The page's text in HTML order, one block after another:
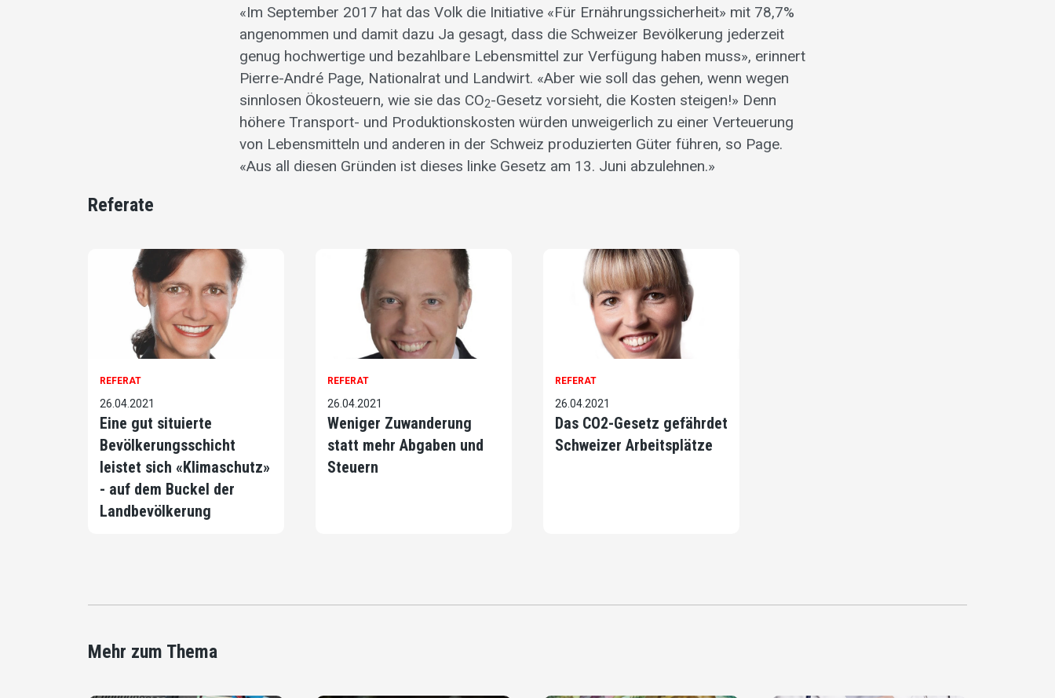
«Im September 2017 hat das Volk die Initiative «Für Ernährungssicherheit» mit 78,7%
angenommen und damit dazu Ja gesagt, dass die Schweizer Bevölkerung jederzeit
genug hochwertige und bezahlbare Lebensmittel zur Verfügung haben muss», erinnert
Pierre-André Page, Nationalrat und Landwirt. «Aber wie soll das gehen, wenn wegen
sinnlosen Ökosteuern, wie sie das CO2-Gesetz vorsieht, die Kosten steigen!» Denn
höhere Transport- und Produktionskosten würden unweigerlich zu einer Verteuerung
von Lebensmitteln und anderen in der Schweiz produzierten Güter führen, so Page.
«Aus all diesen Gründen ist dieses linke Gesetz am 13. Juni abzulehnen.»
Referate
REFERAT
26.04.2021
Eine gut situierte
Bevölkerungsschicht
leistet sich «Klimaschutz»
- auf dem Buckel der
Landbevölkerung
REFERAT
26.04.2021
Weniger Zuwanderung
statt mehr Abgaben und
Steuern
REFERAT
26.04.2021
Das CO2-Gesetz gefährdet
Schweizer Arbeitsplätze
Mehr zum Thema